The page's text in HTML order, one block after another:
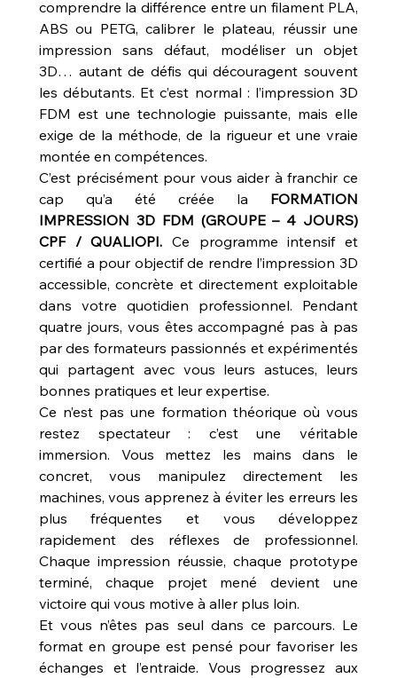
comprendre la différence entre un filament PLA,
ABS ou PETG, calibrer le plateau, réussir une
impression sans défaut, modéliser un objet
3D… autant de défis qui découragent souvent
les débutants. Et c’est normal : l’impression 3D
FDM est une technologie puissante, mais elle
exige de la méthode, de la rigueur et une vraie
montée en compétences.
C’est précisément pour vous aider à franchir ce
cap qu’a été créée la FORMATION
IMPRESSION 3D FDM (GROUPE – 4 JOURS)
CPF / QUALIOPI. Ce programme intensif et
certifié a pour objectif de rendre l’impression 3D
accessible, concrète et directement exploitable
dans votre quotidien professionnel. Pendant
quatre jours, vous êtes accompagné pas à pas
par des formateurs passionnés et expérimentés
qui partagent avec vous leurs astuces, leurs
bonnes pratiques et leur expertise.
Ce n’est pas une formation théorique où vous
restez spectateur : c’est une véritable
immersion. Vous mettez les mains dans le
concret, vous manipulez directement les
machines, vous apprenez à éviter les erreurs les
plus fréquentes et vous développez
rapidement des réflexes de professionnel.
Chaque impression réussie, chaque prototype
terminé, chaque projet mené devient une
victoire qui vous motive à aller plus loin.
Et vous n’êtes pas seul dans ce parcours. Le
format en groupe est pensé pour favoriser les
échanges et l’entraide. Vous progressez aux